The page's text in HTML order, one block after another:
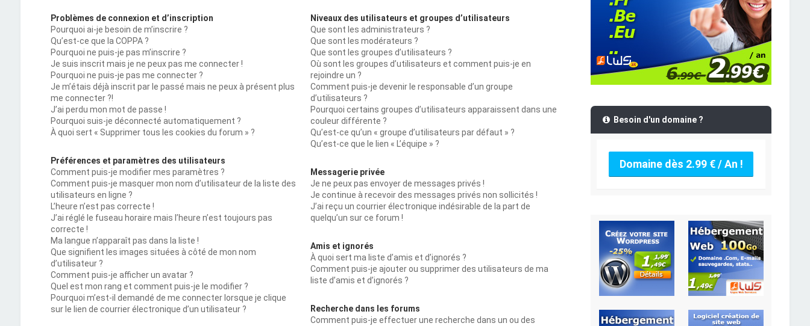
Problèmes de connexion et d’inscription
Pourquoi ai-je besoin de m’inscrire ?
Qu’est-ce que la COPPA ?
Pourquoi ne puis-je pas m’inscrire ?
Je suis inscrit mais je ne peux pas me connecter !
Pourquoi ne puis-je pas me connecter ?
Je m’étais déjà inscrit par le passé mais ne peux à présent plus
me connecter ?!
J’ai perdu mon mot de passe !
Pourquoi suis-je déconnecté automatiquement ?
À quoi sert « Supprimer tous les cookies du forum » ?
Préférences et paramètres des utilisateurs
Comment puis-je modifier mes paramètres ?
Comment puis-je masquer mon nom d’utilisateur de la liste des
utilisateurs en ligne ?
L’heure n’est pas correcte !
J’ai réglé le fuseau horaire mais l’heure n’est toujours pas
correcte !
Ma langue n’apparaît pas dans la liste !
Que signifient les images situées à côté de mon nom
d’utilisateur ?
Comment puis-je afficher un avatar ?
Quel est mon rang et comment puis-je le modifier ?
Pourquoi m’est-il demandé de me connecter lorsque je clique
sur le lien de courrier électronique d’un utilisateur ?
Niveaux des utilisateurs et groupes d’utilisateurs
Que sont les administrateurs ?
Que sont les modérateurs ?
Que sont les groupes d’utilisateurs ?
Où sont les groupes d’utilisateurs et comment puis-je en
rejoindre un ?
Comment puis-je devenir le responsable d’un groupe
d’utilisateurs ?
Pourquoi certains groupes d’utilisateurs apparaissent dans une
couleur différente ?
Qu’est-ce qu’un « groupe d’utilisateurs par défaut » ?
Qu’est-ce que le lien « L’équipe » ?
Messagerie privée
Je ne peux pas envoyer de messages privés !
Je continue à recevoir des messages privés non sollicités !
J’ai reçu un courrier électronique indésirable de la part de
quelqu’un sur ce forum !
Amis et ignorés
À quoi sert ma liste d’amis et d’ignorés ?
Comment puis-je ajouter ou supprimer des utilisateurs de ma
liste d’amis et d’ignorés ?
Recherche dans les forums
Comment puis-je effectuer une recherche dans un ou des
Besoin d'un domaine ?
Domaine dès 2.99 € / An !